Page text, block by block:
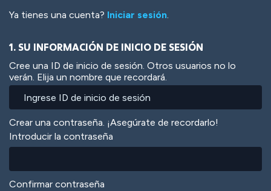
Ya tienes una cuenta? Iniciar sesión.
1. SU INFORMACIÓN DE INICIO DE SESIÓN
Cree una ID de inicio de sesión. Otros usuarios no lo
verán. Elija un nombre que recordará.
Crear una contraseña. ¡Asegúrate de recordarlo!
Introducir la contraseña
Confirmar contraseña